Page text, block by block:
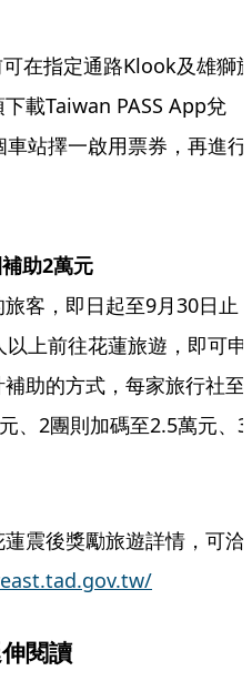
在指定通路Klook及雄獅
載Taiwan PASS App兌
站擇一啟用票券，再進行
助2萬元
客，即日起至9月30日止
上前往花蓮旅遊，即可申
助的方式，每家旅行社至
、2團則加碼至2.5萬元、3
震後獎勵旅遊詳情，可洽
閱讀